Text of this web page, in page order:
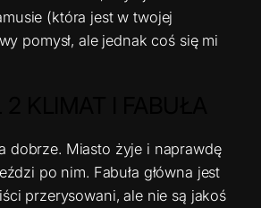
(która jest w twojej
pomysł, ale jednak coś się mi
dobrze. Miasto żyje i naprawdę
po nim. Fabuła główna jest
przerysowani, ale nie są jakoś